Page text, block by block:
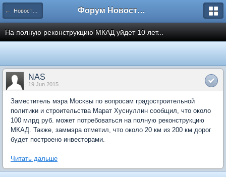
← Новости рынка недвижимости Форум Новостройки
На полную реконструкцию МКАД уйдет 10 лет...
NAS
19 Jun 2015
Заместитель мэра Москвы по вопросам градостроительной
политики и строительства Марат Хуснуллин сообщил, что около
100 млрд руб. может потребоваться на полную реконструкцию
МКАД. Также, заммэра отметил, что около 20 км из 200 км дорог
будет построено инвесторами.
Читать дальше